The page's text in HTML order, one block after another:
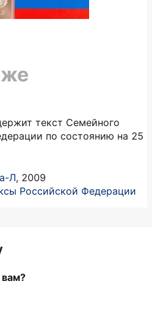
текст Семейного
по состоянию на 25
Л, 2009
Российской Федерации
вам?